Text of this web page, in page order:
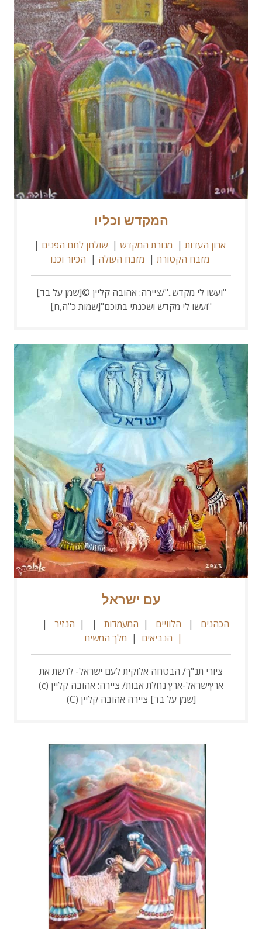
המקדש וכליו
ארון העדות | מנורת המקדש | שולחן לחם הפנים |
מזבח הקטורת | מזבח העולה | הכיור וכנו
"ועשו לי מקדש.."/ציירה: אהובה קליין ©[שמן על בד]
"ועשו לי מקדש ושכנתי בתוכם"[שמות כ"ה,ח]
עם ישראל
הכהנים | הלוויים | המעמדות | | הנזיר |
| הנביאים | מלך המשיח
ציורי תנ"ך/ הבטחה אלוקית לעם ישראל- לרשת את
ארץישראל-ארץ נחלת אבות/ ציירה: אהובה קליין (c)
[שמן על בד] ציירה אהובה קליין (C)